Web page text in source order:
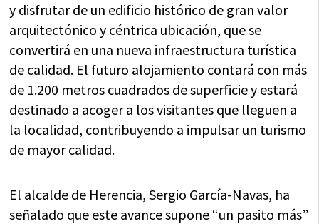
y disfrutar de un edificio histórico de gran valor
arquitectónico y céntrica ubicación, que se
convertirá en una nueva infraestructura turística
de calidad. El futuro alojamiento contará con más
de 1.200 metros cuadrados de superficie y estará
destinado a acoger a los visitantes que lleguen a
la localidad, contribuyendo a impulsar un turismo
de mayor calidad.
El alcalde de Herencia, Sergio García-Navas, ha
señalado que este avance supone “un pasito más”